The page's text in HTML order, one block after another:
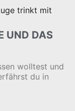
UND DAS
wolltest und
du in